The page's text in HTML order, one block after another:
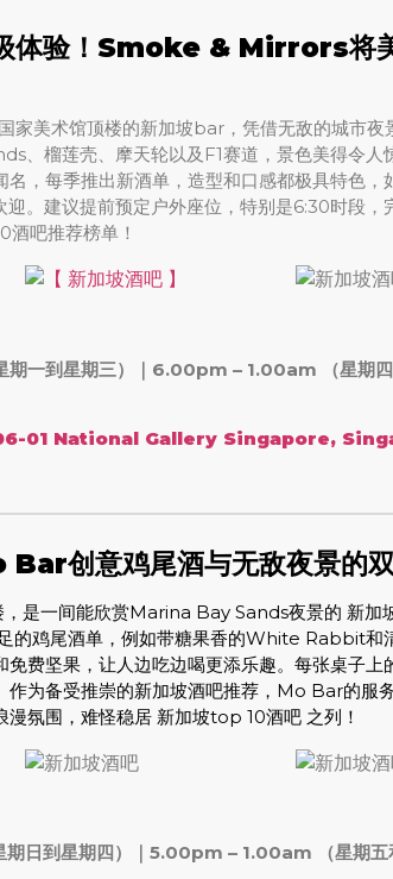
体验！Smoke & Mirrors将
美术馆顶楼的新加坡bar，凭借无敌的城市夜
、榴莲壳、摩天轮以及F1赛道，景色美得令人
，每季推出新酒单，造型和口感都极具特色
。建议提前预定户外座位，特别是6:30时段，
吧推荐榜单！
一到星期三）｜6.00pm – 1.00am （星期四
01 National Gallery Singapore,
Bar创意鸡尾酒与无敌夜景的
是一间能欣赏Marina Bay Sands夜景的 新加
的鸡尾酒单，例如带糖果香的White Rabbit
费坚果，让人边吃边喝更添乐趣。每张桌子上
作为备受推崇的新加坡酒吧推荐，Mo Bar的服
氛围，难怪稳居 新加坡top 10酒吧 之列！
日到星期四）｜5.00pm – 1.00am （星期五